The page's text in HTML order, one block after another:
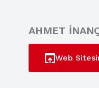
AHMET
Web